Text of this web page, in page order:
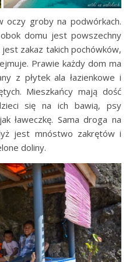
oczy groby na podwórkach.
obok domu jest powszechny
zakaz takich pochówków,
Prawie każdy dom ma
z płytek ala łazienkowe i
Mieszkańcy mają dość
się na ich bawią, psy
ławeczkę. Sama droga na
jest mnóstwo zakrętów i
doliny.